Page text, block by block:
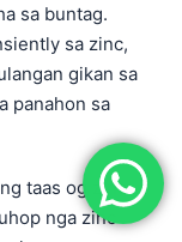
sa buntag.
sa zinc,
gikan sa
panahon sa
taas og zinc
nga zinc